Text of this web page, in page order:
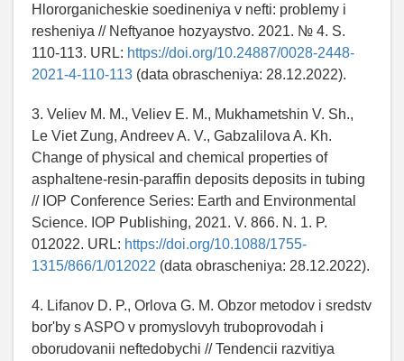
Hlororganicheskie soedineniya v nefti: problemy i
resheniya // Neftyanoe hozyaystvo. 2021. № 4. S.
110-113. URL: https://doi.org/10.24887/0028-2448-
2021-4-110-113 (data obrascheniya: 28.12.2022).
3. Veliev M. M., Veliev E. M., Mukhametshin V. Sh.,
Le Viet Zung, Andreev A. V., Gabzalilova A. Kh.
Change of physical and chemical properties of
asphaltene-resin-paraffin deposits deposits in tubing
// IOP Conference Series: Earth and Environmental
Science. IOP Publishing, 2021. V. 866. N. 1. P.
012022. URL: https://doi.org/10.1088/1755-
1315/866/1/012022 (data obrascheniya: 28.12.2022).
4. Lifanov D. P., Orlova G. M. Obzor metodov i sredstv
bor'by s ASPO v promyslovyh truboprovodah i
oborudovanii neftedobychi // Tendencii razvitiya